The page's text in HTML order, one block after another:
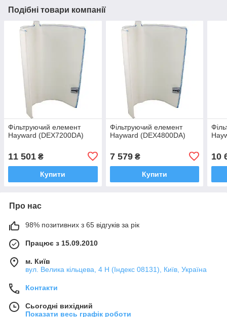
Подібні товари компанії
Фільтруючий елемент
Hayward (DEX7200DA)
11 501 ₴
Купити
Фільтруючий елемент
Hayward (DEX4800DA)
7 579₴
Купити
10
Про нас
98% позитивних з 65 відгуків за рік
Працює з 15.09.2010
м. Київ
вул. Велика кільцева, 4 Н (Індекс 08131), Київ, Україна
Контакти
Сьогодні вихідний
Показати весь графік роботи